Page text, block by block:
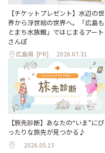
【チケットプレゼント】水辺の世
界から浮世絵の世界へ。「広島も
とまち水族館」ではじまるアート
さんぽ
広島県 [PR] 2026.07.31
【旅先診断】あなたの“いま”にぴ
ったりな旅先が見つかる♪
2026.05.15